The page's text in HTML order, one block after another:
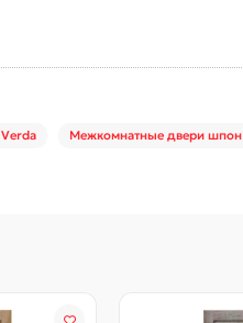
Verda Межкомнатные двери шпон